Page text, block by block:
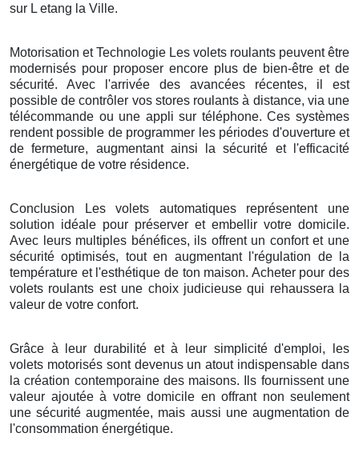
sur L etang la Ville.
Motorisation et Technologie Les volets roulants peuvent être
modernisés pour proposer encore plus de bien-être et de
sécurité. Avec l'arrivée des avancées récentes, il est
possible de contrôler vos stores roulants à distance, via une
télécommande ou une appli sur téléphone. Ces systèmes
rendent possible de programmer les périodes d'ouverture et
de fermeture, augmentant ainsi la sécurité et l'efficacité
énergétique de votre résidence.
Conclusion Les volets automatiques représentent une
solution idéale pour préserver et embellir votre domicile.
Avec leurs multiples bénéfices, ils offrent un confort et une
sécurité optimisés, tout en augmentant l'régulation de la
température et l'esthétique de ton maison. Acheter pour des
volets roulants est une choix judicieuse qui rehaussera la
valeur de votre confort.
Grâce à leur durabilité et à leur simplicité d'emploi, les
volets motorisés sont devenus un atout indispensable dans
la création contemporaine des maisons. Ils fournissent une
valeur ajoutée à votre domicile en offrant non seulement
une sécurité augmentée, mais aussi une augmentation de
l'consommation énergétique.